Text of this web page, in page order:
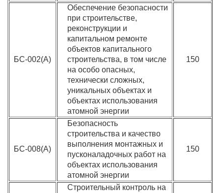
БС-002(А)
Обеспечение безопасности
при строительстве,
реконструкции и
капитальном ремонте
объектов капитального
строительства, в том числе
на особо опасных,
технически сложных,
уникальных объектах и
объектах использования
атомной энергии
150
БС-008(А)
Безопасность
строительства и качество
выполнения монтажных и
пусконаладочных работ на
объектах использования
атомной энергии
150
Строительный контроль на